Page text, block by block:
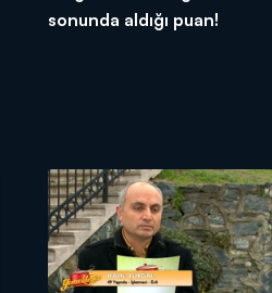
sonunda aldığı puan!